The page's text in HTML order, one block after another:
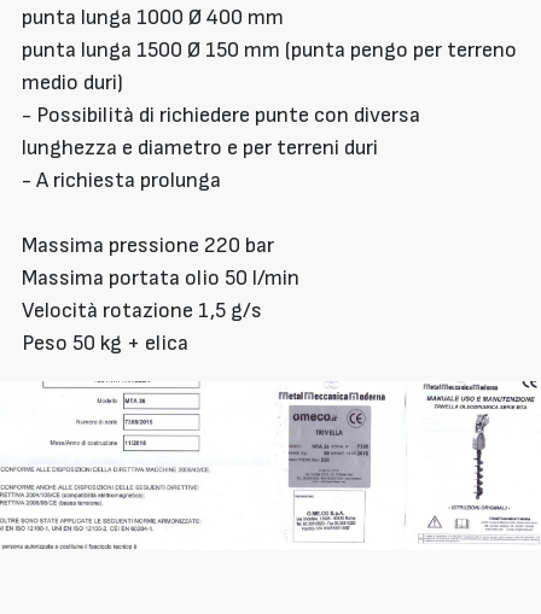
punta lunga 1000 Ø 400 mm
punta lunga 1500 Ø 150 mm (punta pengo per terreno
medio duri)
- Possibilità di richiedere punte con diversa
lunghezza e diametro e per terreni duri
- A richiesta prolunga
Massima pressione 220 bar
Massima portata olio 50 l/min
Velocità rotazione 1,5 g/s
Peso 50 kg + elica